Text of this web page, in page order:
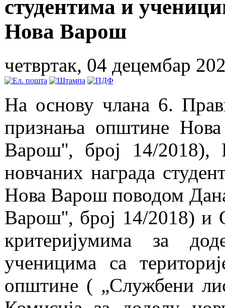
студентима и
Нова Варош
четвртак, 04 децембар
На основу члана 6.
признања општине
Варош'', број 14/2018),
новчаних награда
Нова Варош поводом
Варош'', број 14/2018) и
критеријумима за
ученицима са
општине ( „Службени